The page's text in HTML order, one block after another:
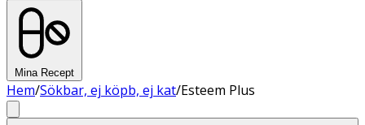
Mina Recept
Hem/Sökbar, ej köpb, ej kat/Esteem Plus